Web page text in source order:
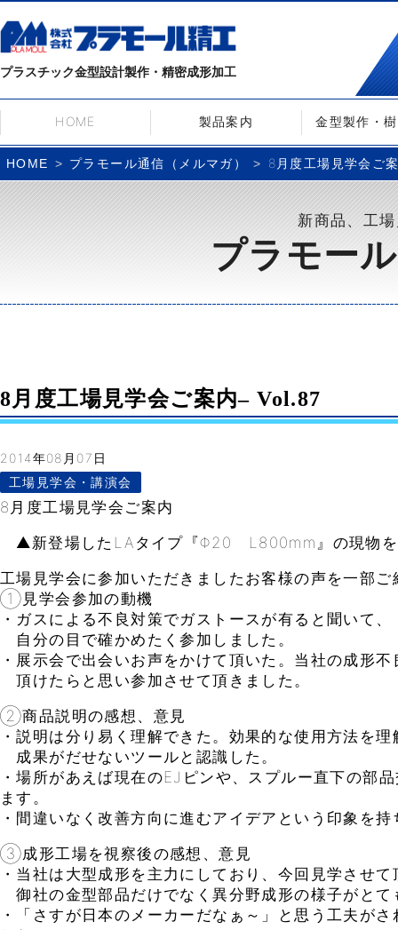
プラスチック金型設計製作・精密成形加工
HOME 製品案内 金型製作・
HOME プラモール通信（メルマガ） 8月度工場見学会ご
新商品、工
プラモー
8月度工場見学会ご案内– Vol.87
2014年08月07日
工場見学会・講演会
8月度工場見学会ご案内
▲新登場したLAタイプ『Φ20 L800mm』の現物
工場見学会に参加いただきましたお客様の声を一部
①見学会参加の動機
・ガスによる不良対策でガストースが有ると聞いて、
自分の目で確かめたく参加しました。
・展示会で出会いお声をかけて頂いた。当社の成形
頂けたらと思い参加させて頂きました。
②商品説明の感想、意見
・説明は分り易く理解できた。効果的な使用方法を
成果がだせないツールと認識した。
・場所があえば現在のEJピンや、スプルー直下の部
ます。
・間違いなく改善方向に進むアイデアという印象を
③成形工場を視察後の感想、意見
・当社は大型成形を主力にしており、今回見学させ
御社の金型部品だけでなく異分野成形の様子がとて
・「さすが日本のメーカーだなぁ～」と思う工夫が